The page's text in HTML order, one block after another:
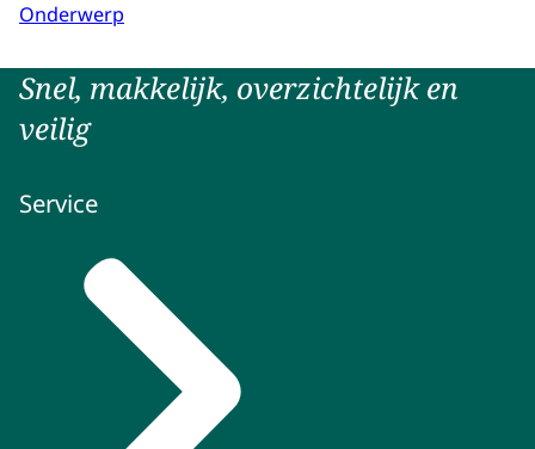
Onderwerp
Snel, makkelijk, overzichtelijk en
veilig
Service